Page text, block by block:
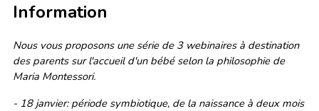
Information
Nous vous proposons une série de 3 webinaires à destination
des parents sur l'accueil d'un bébé selon la philosophie de
Maria Montessori.
- 18 janvier: période symbiotique, de la naissance à deux mois